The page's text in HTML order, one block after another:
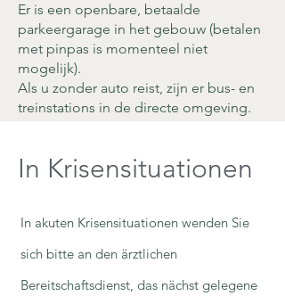
Er is een openbare, betaalde
parkeergarage in het gebouw (betalen
met pinpas is momenteel niet
mogelijk).
Als u zonder auto reist, zijn er bus- en
treinstations in de directe omgeving.
In Krisensituationen
In akuten Krisensituationen wenden Sie
sich bitte an den ärztlichen
Bereitschaftsdienst, das nächst gelegene